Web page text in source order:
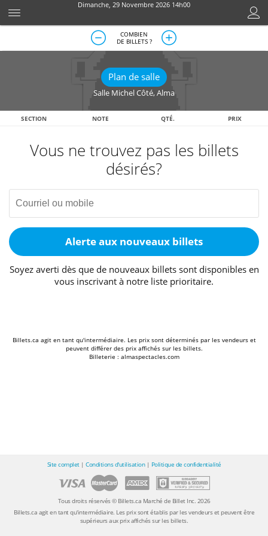
Dimanche, 29 Novembre 2026 14h00
COMBIEN
DE BILLETS ?
Plan de salle
Salle Michel Côté,Alma
SECTION NOTE QTÉ. PRIX
Vous ne trouvez pas les billets
désirés?
Alerte aux nouveaux billets
Soyez averti dès que de nouveaux billets sont disponibles en
vous inscrivant à notre liste prioritaire.
Billets.ca agit en tant qu'intermédiaire. Les prix sont déterminés par les vendeurs et
peuvent différer des prix affichés sur les billets.
Billeterie : almaspectacles.com
Site complet| Conditions d'utilisation| Politique de confidentialité
Tous droits réservés © Billets.ca Marché de Billet Inc. 2026
Billets.ca agit en tant qu'intermédiaire. Les prix sont établis par les vendeurs et peuvent être
supérieurs aux prix affichés sur les billets.